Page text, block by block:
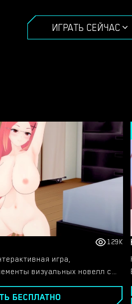
ИГРАТЬ СЕЙЧАС
129K
игра,
визуальных новелл с
где игроки могут
персонажами
БЕСПЛАТНО